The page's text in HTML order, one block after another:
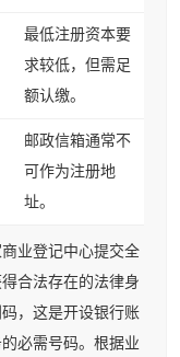
最低注册资本要
求较低，但需足
额认缴。
邮政信箱通常不
可作为注册地
址。
业登记中心提交全
合法存在的法律身
，这是开设银行账
必需号码。根据业